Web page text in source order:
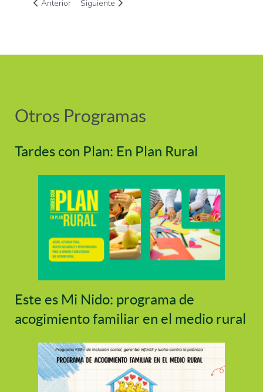
Artículo anterior: EDUCORURAL: Programa estatal de
Anterior Artículo siguiente: Mujer Rural DA+:
Siguiente
Otros Programas
Tardes con Plan: En Plan Rural
Este es Mi Nido: programa de
acogimiento familiar en el medio rural